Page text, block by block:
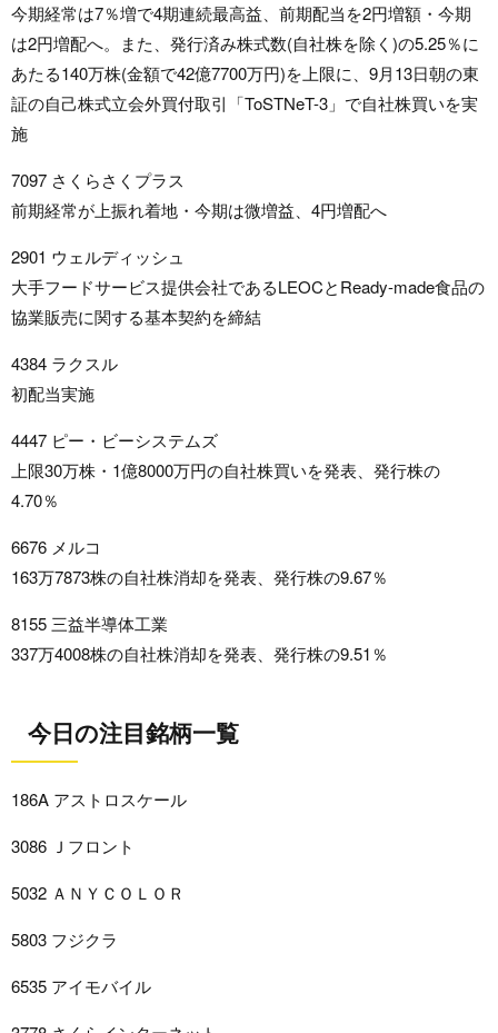
今期経常は7％増で4期連続最高益、前期配当を2円増額・今期
は2円増配へ。また、発行済み株式数(自社株を除く)の5.25％に
あたる140万株(金額で42億7700万円)を上限に、9月13日朝の東
証の自己株式立会外買付取引「ToSTNeT-3」で自社株買いを実
施
7097 さくらさくプラス
前期経常が上振れ着地・今期は微増益、4円増配へ
2901 ウェルディッシュ
大手フードサービス提供会社であるLEOCとReady-made食品の
協業販売に関する基本契約を締結
4384 ラクスル
初配当実施
4447 ピー・ビーシステムズ
上限30万株・1億8000万円の自社株買いを発表、発行株の
4.70％
6676 メルコ
163万7873株の自社株消却を発表、発行株の9.67％
8155 三益半導体工業
337万4008株の自社株消却を発表、発行株の9.51％
今日の注目銘柄一覧
186A アストロスケール
3086 Ｊフロント
5032 ＡＮＹＣＯＬＯＲ
5803 フジクラ
6535 アイモバイル